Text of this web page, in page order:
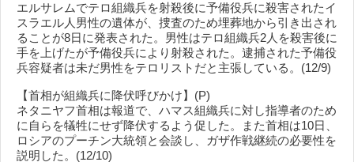
エルサレムでテロ組織兵を射殺後に予備役兵に殺害されたイ
スラエル人男性の遺体が、捜査のため埋葬地から引き出され
ることが8日に発表された。男性はテロ組織兵2人を殺害後に
手を上げたが予備役兵により射殺された。逮捕された予備役
兵容疑者は未だ男性をテロリストだと主張している。(12/9)
【首相が組織兵に降伏呼びかけ】(P)
ネタニヤフ首相は報道で、ハマス組織兵に対し指導者のため
に自らを犠牲にせず降伏するよう促した。また首相は10日、
ロシアのプーチン大統領と会談し、ガザ作戦継続の必要性を
説明した。(12/10)